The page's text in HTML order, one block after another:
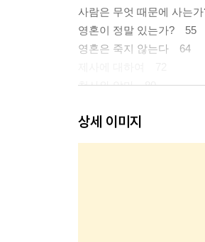
사람은 무엇 때문에 사는
영혼이 정말 있는가? 55
영혼은 죽지 않는다 64
천사와 악마 80
꼭 알아야 할 문제 99
상세 이미지